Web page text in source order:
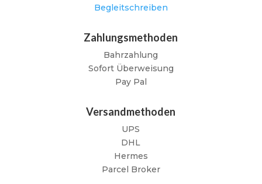
Begleitschreiben
Zahlungsmethoden
Bahrzahlung
Sofort Überweisung
Pay Pal
Versandmethoden
UPS
DHL
Hermes
Parcel Broker